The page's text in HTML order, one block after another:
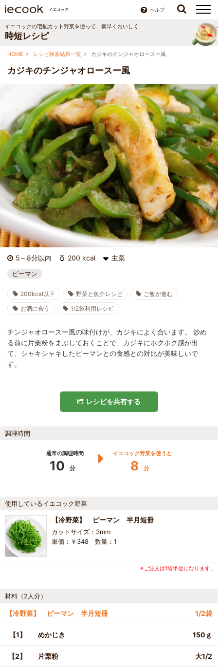
ヘルプ
イエコックの宅配カット野菜を使って、素早くおいしく
時短レシピ
HOME レシピ検索結果一覧 カジキのチンジャオロースー風
カジキのチンジャオロースー風
5～8分以内 200 kcal 主菜
ピーマン
200kcal以下 野菜と魚介レシピ
ご飯が進む
お酒に合う
1/2袋利用レシピ
チンジャオロースー風の味付けが、カジキによく合います。 炒め
る前に片栗粉をまぶしておくことで、カジキにホクホク感が出
て、シャキシャキしたピーマンとの食感との対比が美味しいで
す。
レシピを共有する
調理時間
通常の調理時間
10 分
イエコック野菜を使うと
8 分
使用しているイエコック野菜
【冷野菜】 ピーマン 半月短冊
カットサイズ：3mm
単価：￥348 数量：1
※ご注文は1袋単位になります。
材料（2人分）
【冷野菜】 ピーマン 半月短冊 1/2袋
【1】 めかじき 150ｇ
【2】 片栗粉 大1/2